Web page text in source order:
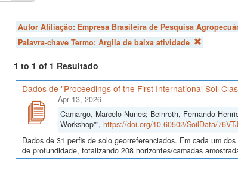
Autor Afiliação: Empresa Brasileira de Pesquisa
Palavra-chave Termo: Argila de baixa atividade
1 to 1 of 1 Resultado
Dados de "Proceedings of the First International Soil
Apr 13, 2026
Camargo, Marcelo Nunes; Beinroth, Fernando
Workshop"", https://doi.org/10.60502/SoilData/
Dados de 31 perfis de solo georreferenciados. Em cada um
de profundidade, totalizando 208 horizontes/camadas